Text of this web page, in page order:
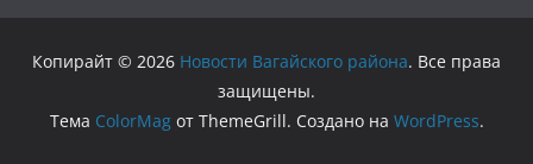
Копирайт © 2026 Новости Вагайского района. Все права
защищены.
Тема ColorMagот ThemeGrill. Создано на WordPress.